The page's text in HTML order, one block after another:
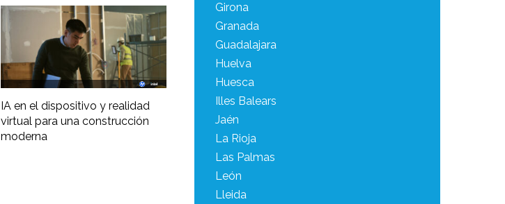
IA en el dispositivo y realidad
virtual para una construcción
moderna
Girona
Granada
Guadalajara
Huelva
Huesca
Illes Balears
Jaén
La Rioja
Las Palmas
León
Lleida